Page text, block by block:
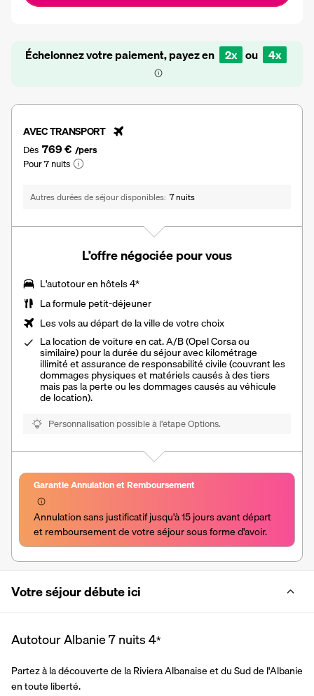
Échelonnez votre paiement, payez en 2x ou 4x
AVEC TRANSPORT
Dès 769 € /pers
Pour 7 nuits
Autres durées de séjour disponibles 7 nuits
L’offre négociée pour vous
L'autotour en hôtels 4*
La formule petit-déjeuner
Les vols au départ de la ville de votre choix
La location de voiture en cat. A/B (Opel Corsa ou
similaire) pour la durée du séjour avec kilométrage
illimité et assurance de responsabilité civile (couvrant les
dommages physiques et matériels causés à des tiers
mais pas la perte ou les dommages causés au véhicule
de location).
Personnalisation possible à l’étape Options.
Garantie Annulation et Remboursement
Annulation sans justificatif jusqu'à 15 jours avant départ
et remboursement de votre séjour sous forme d'avoir.
Votre séjour débute ici
Autotour Albanie 7 nuits4*
Partez à la découverte de la Riviera Albanaise et du Sud de l'Albanie
en toute liberté.